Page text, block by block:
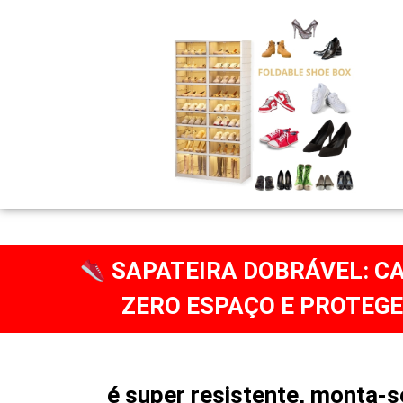
SAPATEIRA DOBRÁVEL:
ZERO ESPAÇO E
é super resistente, monta-